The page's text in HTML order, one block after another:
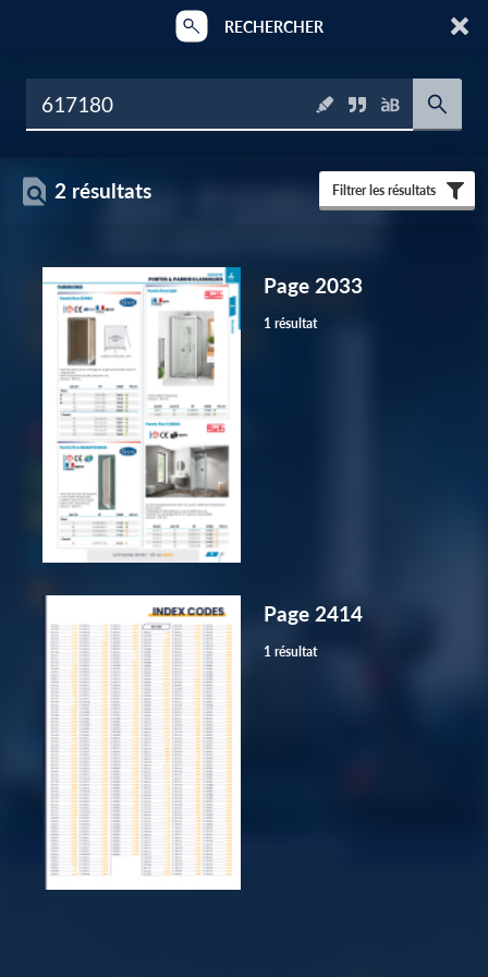
RECHERCHER
2 résultats Filtrer les résultats
Page 2033
1 résultat
Page 2414
1 résultat